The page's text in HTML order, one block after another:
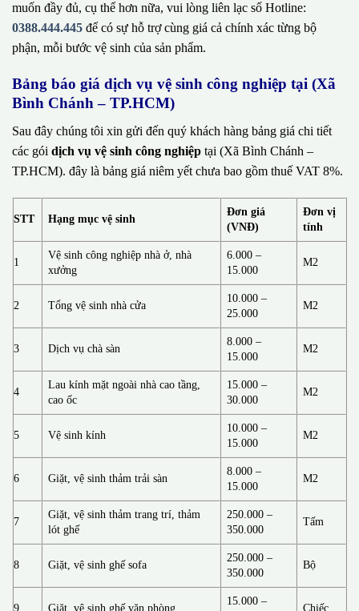
muốn đầy đủ, cụ thể hơn nữa, vui lòng liên lạc số Hotline:
0388.444.445 để có sự hỗ trợ cùng giá cả chính xác từng bộ
phận, mỗi bước vệ sinh của sản phẩm.
Bảng báo giá dịch vụ vệ sinh công nghiệp tại (Xã
Bình Chánh – TP.HCM)
Sau đây chúng tôi xin gửi đến quý khách hàng bảng giá chi tiết
các gói dịch vụ vệ sinh công nghiệp tại (Xã Bình Chánh –
TP.HCM). đây là bảng giá niêm yết chưa bao gồm thuế VAT 8%.
STT Hạng mục vệ sinh
Đơn giá
(VNĐ)
Đơn vị
tính
1
Vệ sinh công nghiệp nhà ở, nhà
xưởng
6.000 –
15.000
M2
2 Tổng vệ sinh nhà cửa
10.000 –
25.000
M2
3 Dịch vụ chà sàn
8.000 –
15.000
M2
4
Lau kính mặt ngoài nhà cao tầng,
cao ốc
15.000 –
30.000
M2
5 Vệ sinh kính
10.000 –
15.000
M2
6 Giặt, vệ sinh thảm trải sàn
8.000 –
15.000
M2
7
Giặt, vệ sinh thảm trang trí, thảm
lót ghế
250.000 –
350.000
Tấm
8 Giặt, vệ sinh ghế sofa
250.000 –
350.000
Bộ
9 Giặt, vệ sinh ghế văn phòng
15.000 –
Chiếc